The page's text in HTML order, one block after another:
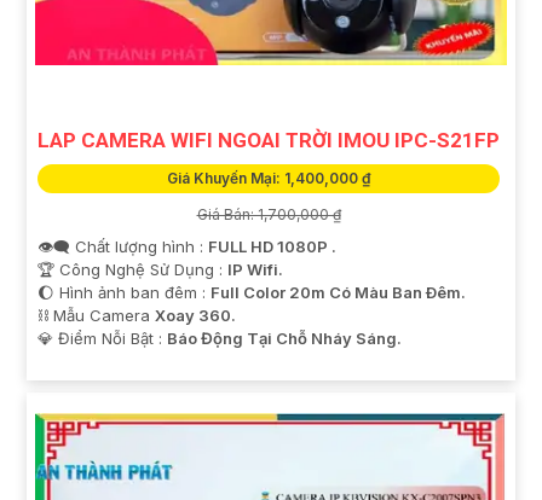
LAP CAMERA WIFI NGOAI TRỜI IMOU IPC-S21FP
Giá Khuyến Mại: 1,400,000 ₫
Giá Bán: 1,700,000 ₫
👁️‍🗨 Chất lượng hình : FULL HD 1080P .
🏆 Công Nghệ Sử Dụng : IP Wifi.
🌔 Hình ảnh ban đêm : Full Color 20m Có Màu Ban Ðêm.
⛓ Mẫu Camera Xoay 360.
️💎 Điểm Nỗi Bật : Báo Động Tại Chỗ Nháy Sáng.